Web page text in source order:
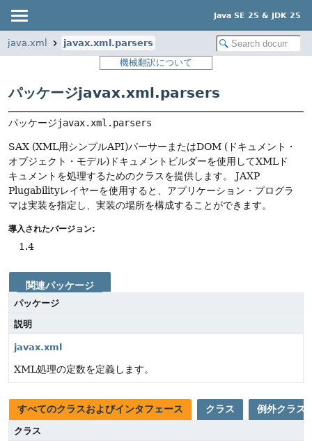
Java SE 25 & JDK 25
java.xml
javax.xml.parsers
機械翻訳について
パッケージjavax.xml.parsers
パッケージjavax.xml.parsers
SAX (XML用シンプルAPI)パーサーまたはDOM (ドキュメント・
オブジェクト・モデル)ドキュメントビルダーを使用してXMLド
キュメントを処理するためのクラスを提供します。
JAXP
Plugabilityレイヤーを使用すると、アプリケーション・プログラ
マは実装を指定し、実装の場所を構成することができます。
導入されたバージョン:
1.4
関連パッケージ
パッケージ
説明
javax.xml
XML処理の定数を定義します。
すべてのクラスおよびインタフェース クラス 例外クラス
クラス